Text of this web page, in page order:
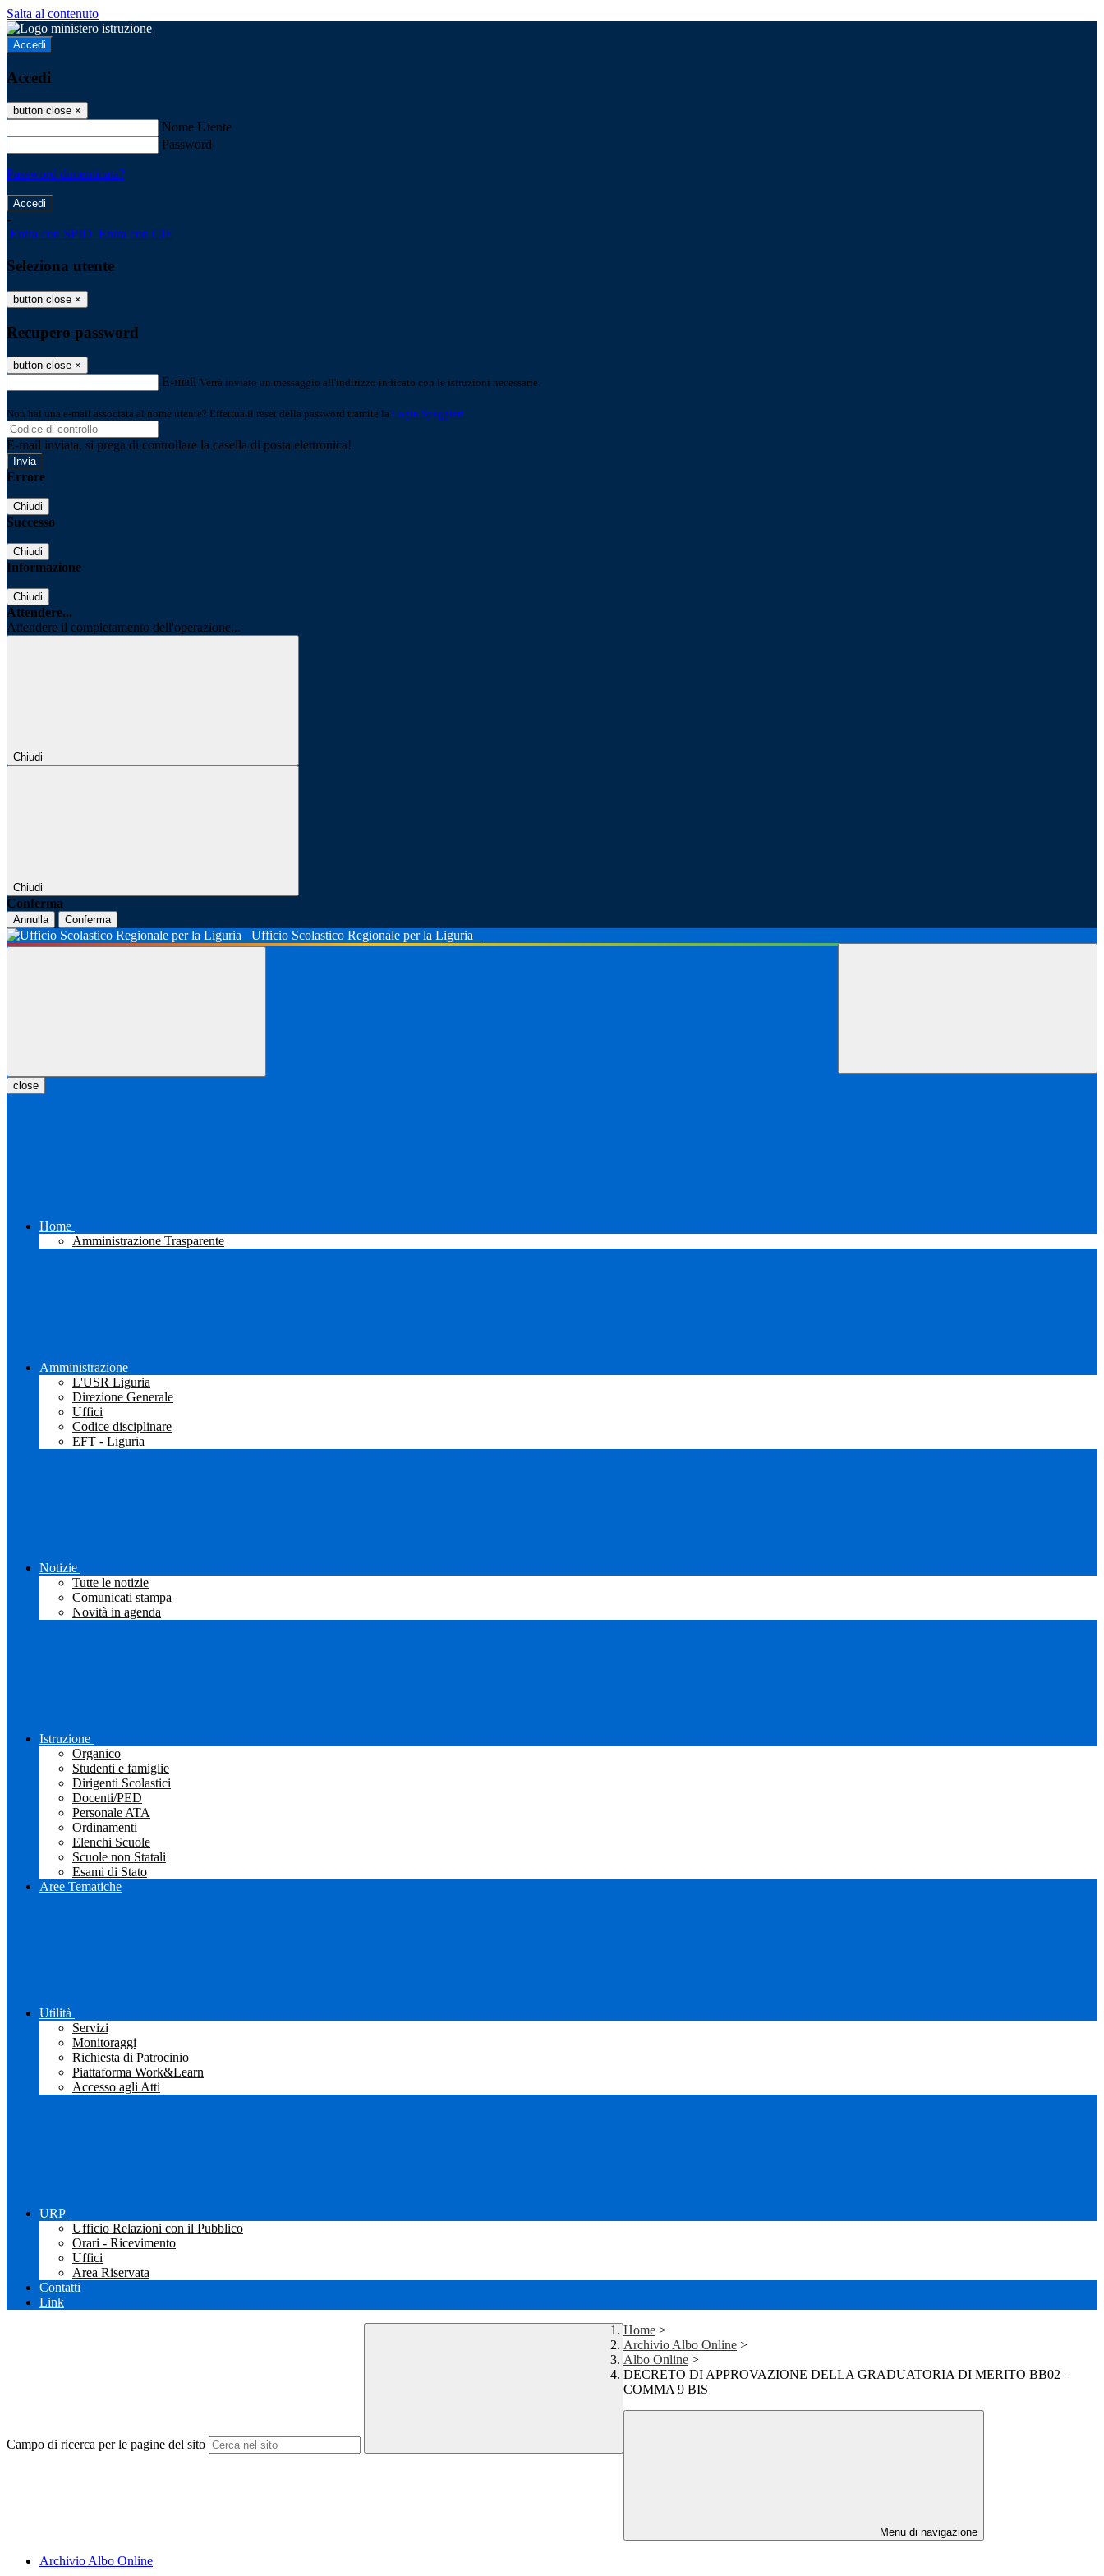
Salta al contenuto
Accedi
Accedi
button close ×
Nome Utente
Password
Password dimenticata?
-
Entra con SPID Entra con CIE
Seleziona utente
button close ×
Recupero password
button close ×
E-mail Verrà inviato un messaggio all'indirizzo indicato con le istruzioni necessarie.
Non hai una e-mail associata al nome utente? Effettua il reset della password tramite la Login Spaggiari
E-mail inviata, si prega di controllare la casella di posta elettronica!
Errore
Chiudi
Successo
Chiudi
Informazione
Chiudi
Attendere...
Attendere il completamento dell'operazione...
Chiudi
Chiudi
Conferma
Annulla Conferma
Ufficio Scolastico Regionale per la Liguria
close
Home
Amministrazione Trasparente
Amministrazione
L'USR Liguria
Direzione Generale
Uffici
Codice disciplinare
EFT - Liguria
Notizie
Tutte le notizie
Comunicati stampa
Novità in agenda
Istruzione
Organico
Studenti e famiglie
Dirigenti Scolastici
Docenti/PED
Personale ATA
Ordinamenti
Elenchi Scuole
Scuole non Statali
Esami di Stato
Aree Tematiche
Utilità
Servizi
Monitoraggi
Richiesta di Patrocinio
Piattaforma Work&Learn
Accesso agli Atti
URP
Ufficio Relazioni con il Pubblico
Orari - Ricevimento
Uffici
Area Riservata
Contatti
Link
Campo di ricerca per le pagine del sito
Home >
Archivio Albo Online >
Albo Online >
DECRETO DI APPROVAZIONE DELLA GRADUATORIA DI MERITO BB02 –
COMMA 9 BIS
Menu di navigazione
Archivio Albo Online